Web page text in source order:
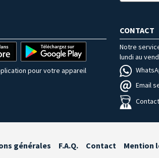
pour votre appareil
CONTACT
Notre
lundi au
Email
générales F.A.Q. Contact Mention